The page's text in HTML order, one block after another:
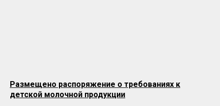
Размещено распоряжение о требованиях к
детской молочной продукции